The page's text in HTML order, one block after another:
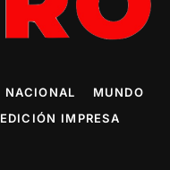
NACIONAL
MUNDO
EDICIÓN IMPRESA